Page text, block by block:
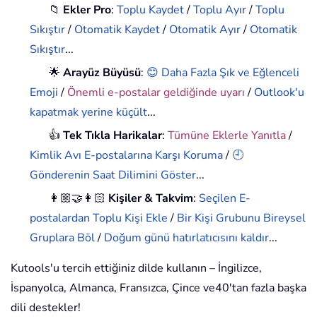
📁 Ekler Pro:Toplu Kaydet/Toplu Ayır/Toplu
Sıkıştır/ Otomatik Kaydet/ Otomatik Ayır/ Otomatik
Sıkıştır...
🌟Arayüz Büyüsü: 😊 Daha Fazla Şık ve Eğlenceli
Emoji/ Önemli e-postalar geldiğinde uyarı/ Outlook'u
kapatmak yerine küçült...
👍Tek Tıkla Harikalar:Tümüne Eklerle Yanıtla/
Kimlik Avı E-postalarına Karşı Koruma/ 🕘
Gönderenin Saat Dilimini Göster...
👩🏼‍🤝‍👩🏻 Kişiler & Takvim: Seçilen E-
postalardan Toplu Kişi Ekle/ Bir Kişi Grubunu Bireysel
Gruplara Böl/ Doğum günü hatırlatıcısını kaldır...
Kutools'u tercih ettiğiniz dilde kullanın – İngilizce,
İspanyolca, Almanca, Fransızca, Çince ve40'tan fazla başka
dili destekler!